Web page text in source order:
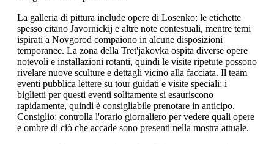
La galleria di pittura include opere di Losenko; le etichette
spesso citano Javornickij e altre note contestuali, mentre temi
ispirati a Novgorod compaiono in alcune disposizioni
temporanee. La zona della Tret'jakovka ospita diverse opere
notevoli e installazioni rotanti, quindi le visite ripetute possono
rivelare nuove sculture e dettagli vicino alla facciata. Il team
eventi pubblica lettere su tour guidati e visite speciali; i
biglietti per questi eventi solitamente si esauriscono
rapidamente, quindi è consigliabile prenotare in anticipo.
Consiglio: controlla l'orario giornaliero per vedere quali opere
e ombre di ciò che accade sono presenti nella mostra attuale.